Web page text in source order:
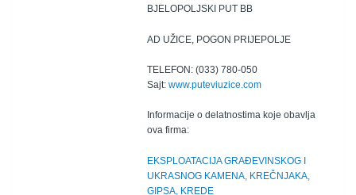
BJELOPOLJSKI PUT BB
AD UŽICE, POGON PRIJEPOLJE
TELEFON: (033) 780-050
Sajt: www.puteviuzice.com
Informacije o delatnostima koje obavlja
ova firma:
EKSPLOATACIJA GRAĐEVINSKOG I
UKRASNOG KAMENA, KREČNJAKA,
GIPSA, KREDE